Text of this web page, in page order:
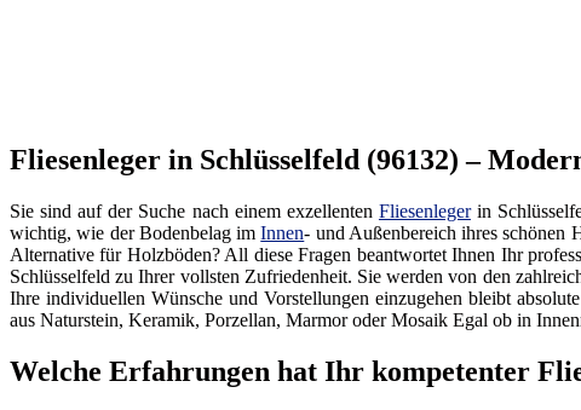
Fliesenleger in Schlüsselfeld (96132) –
Sie sind auf der Suche nach einem exzellenten Fliesenlegerin
wichtig, wie der Bodenbelag imInnen- und Außenbereich ihres schönen
Alternative für Holzböden? All diese Fragen beantwortet Ihnen Ihr
Schlüsselfeld zu Ihrer vollsten Zufriedenheit. Sie werden von den
Ihre individuellen Wünsche und Vorstellungen einzugehen bleibt
aus Naturstein, Keramik, Porzellan, Marmor oder Mosaik Egal ob in
Welche Erfahrungen hat Ihr kompetenter